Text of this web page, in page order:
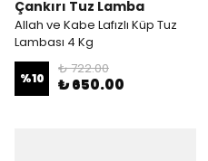
Çankırı Tuz Lamba
Allah ve Kabe Lafızlı Küp Tuz
Lambası 4 Kg
%10
₺ 722.00
₺ 650.00